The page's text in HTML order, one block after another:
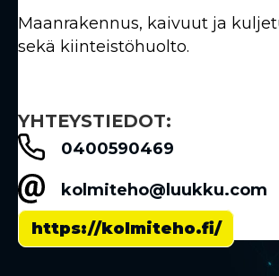
Maanrakennus, kaivuut ja
sekä kiinteistöhuolto.
YHTEYSTIEDOT:
0400590469
kolmiteho@luukku.com
https://kolmiteho.fi/